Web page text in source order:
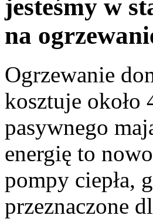
jesteśmy w
na
Ogrzewanie
kosztuje około
pasywnego
energię to
pompy ciepła,
przeznaczone